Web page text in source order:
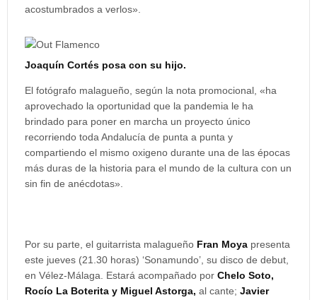
acostumbrados a verlos».
Joaquín Cortés posa con su hijo.
El fotógrafo malagueño, según la nota promocional, «ha
aprovechado la oportunidad que la pandemia le ha
brindado para poner en marcha un proyecto único
recorriendo toda Andalucía de punta a punta y
compartiendo el mismo oxigeno durante una de las épocas
más duras de la historia para el mundo de la cultura con un
sin fin de anécdotas».
Por su parte, el guitarrista malagueño Fran Moya presenta
este jueves (21.30 horas) ‘Sonamundo’, su disco de debut,
en Vélez-Málaga. Estará acompañado por Chelo Soto,
Rocío La Boterita y Miguel Astorga, al cante; Javier